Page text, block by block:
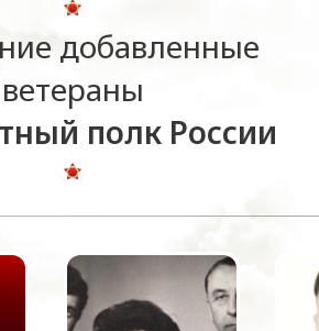
добавленные
ветераны
полк России